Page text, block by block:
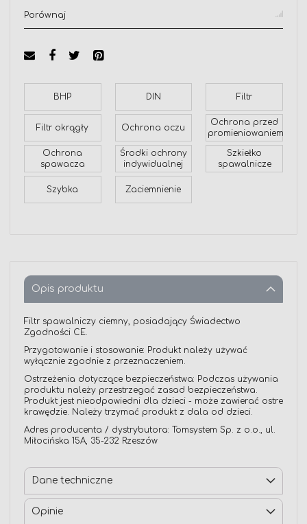
Porównaj
BHP DIN Filtr
Filtr okrągły Ochrona oczu
Ochrona przed
promieniowaniem
Ochrona
spawacza
Środki ochrony
indywidualnej
Szkiełko
spawalnicze
Szybka Zaciemnienie
Opis produktu
Filtr spawalniczy ciemny, posiadający Świadectwo
Zgodności CE.
Przygotowanie i stosowanie: Produkt należy używać
wyłącznie zgodnie z przeznaczeniem.
Ostrzeżenia dotyczące bezpieczeństwa: Podczas używania
produktu należy przestrzegać zasad bezpieczeństwa.
Produkt jest nieodpowiedni dla dzieci - może zawierać ostre
krawędzie. Należy trzymać produkt z dala od dzieci.
Adres producenta / dystrybutora: Tomsystem Sp. z o.o., ul.
Miłocińska 15A, 35-232 Rzeszów
Dane techniczne
Opinie